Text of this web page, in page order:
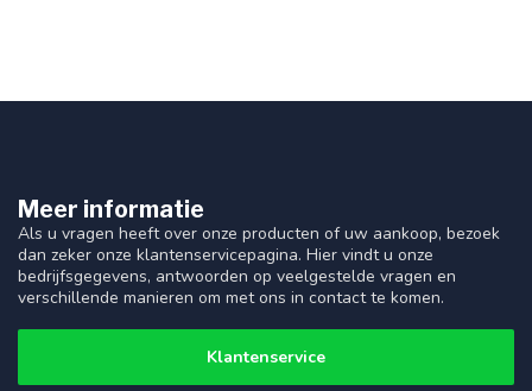
Meer informatie
Als u vragen heeft over onze producten of uw aankoop, bezoek
dan zeker onze klantenservicepagina. Hier vindt u onze
bedrijfsgegevens, antwoorden op veelgestelde vragen en
verschillende manieren om met ons in contact te komen.
Klantenservice